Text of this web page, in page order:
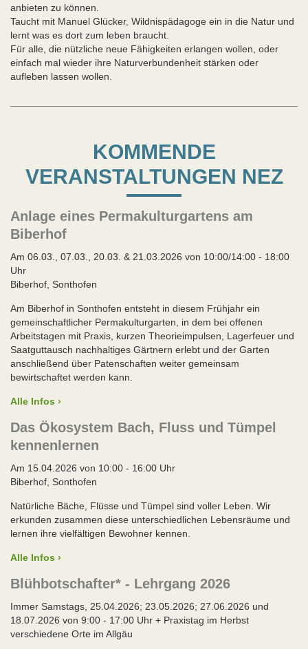
anbieten zu können.
Taucht mit Manuel Glücker, Wildnispädagoge ein in die Natur und
lernt was es dort zum leben braucht.
Für alle, die nützliche neue Fähigkeiten erlangen wollen, oder
einfach mal wieder ihre Naturverbundenheit stärken oder
aufleben lassen wollen.
KOMMENDE
VERANSTALTUNGEN NEZ
Anlage eines Permakulturgartens am
Biberhof
Am 06.03., 07.03., 20.03. & 21.03.2026 von 10:00/14:00 - 18:00
Uhr
Biberhof, Sonthofen
Am Biberhof in Sonthofen entsteht in diesem Frühjahr ein
gemeinschaftlicher Permakulturgarten, in dem bei offenen
Arbeitstagen mit Praxis, kurzen Theorieimpulsen, Lagerfeuer und
Saatguttausch nachhaltiges Gärtnern erlebt und der Garten
anschließend über Patenschaften weiter gemeinsam
bewirtschaftet werden kann.
Alle Infos ›
Das Ökosystem Bach, Fluss und Tümpel
kennenlernen
Am 15.04.2026 von 10:00 - 16:00 Uhr
Biberhof, Sonthofen
Natürliche Bäche, Flüsse und Tümpel sind voller Leben. Wir
erkunden zusammen diese unterschiedlichen Lebensräume und
lernen ihre vielfältigen Bewohner kennen.
Alle Infos ›
Blühbotschafter* - Lehrgang 2026
Immer Samstags, 25.04.2026; 23.05.2026; 27.06.2026 und
18.07.2026 von 9:00 - 17:00 Uhr + Praxistag im Herbst
verschiedene Orte im Allgäu